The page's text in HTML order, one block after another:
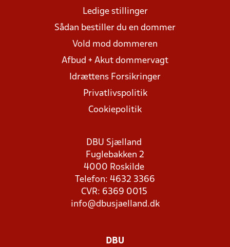
Ledige stillinger
Sådan bestiller du en dommer
Vold mod dommeren
Afbud + Akut dommervagt
Idrættens Forsikringer
Privatlivspolitik
Cookiepolitik
DBU Sjælland
Fuglebakken 2
4000 Roskilde
Telefon: 4632 3366
CVR: 6369 0015
info@dbusjaelland.dk
DBU